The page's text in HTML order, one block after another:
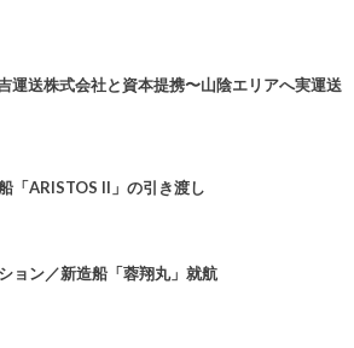
送株式会社と資本提携〜山陰エリアへ実運送
「ARISTOS II」の引き渡し
ョン／新造船「蓉翔丸」就航